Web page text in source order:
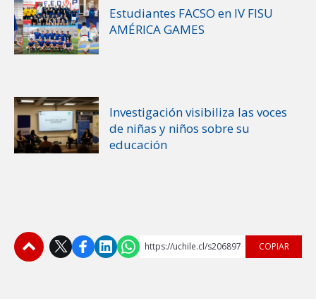
Estudiantes FACSO en IV FISU
AMÉRICA GAMES
Investigación visibiliza las voces
de niñas y niños sobre su
educación
https://uchile.cl/s206897 COPIAR